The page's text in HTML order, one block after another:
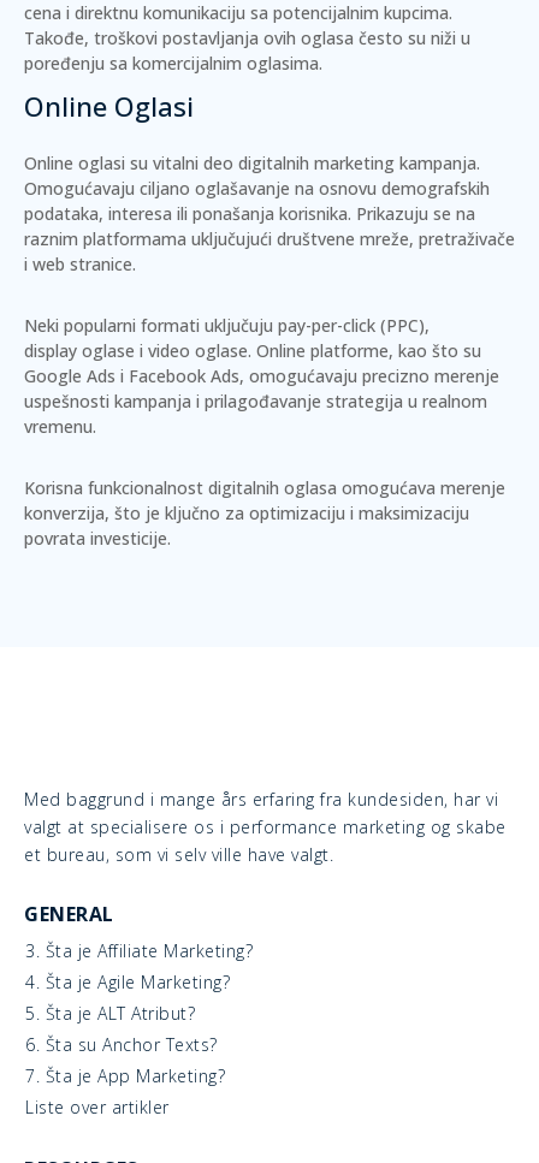
cena i direktnu komunikaciju sa potencijalnim kupcima.
Takođe, troškovi postavljanja ovih oglasa često su niži u
poređenju sa komercijalnim oglasima.
Online Oglasi
Online oglasi su vitalni deo digitalnih marketing kampanja.
Omogućavaju ciljano oglašavanje na osnovu demografskih
podataka, interesa ili ponašanja korisnika. Prikazuju se na
raznim platformama uključujući društvene mreže, pretraživače
i web stranice.
Neki popularni formati uključuju pay-per-click (PPC),
display oglase i video oglase. Online platforme, kao što su
Google Ads i Facebook Ads, omogućavaju precizno merenje
uspešnosti kampanja i prilagođavanje strategija u realnom
vremenu.
Korisna funkcionalnost digitalnih oglasa omogućava merenje
konverzija, što je ključno za optimizaciju i maksimizaciju
povrata investicije.
Med baggrund i mange års erfaring fra kundesiden, har vi
valgt at specialisere os i performance marketing og skabe
et bureau, som vi selv ville have valgt.
GENERAL
3. Šta je Affiliate Marketing?
4. Šta je Agile Marketing?
5. Šta je ALT Atribut?
6. Šta su Anchor Texts?
7. Šta je App Marketing?
Liste over artikler